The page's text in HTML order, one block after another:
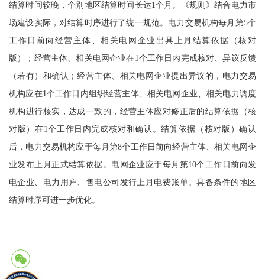
结算时间较晚，个别地区结算时间长达1个月。《规则》结合电力市
场建设实际，对结算时序进行了统一规范。电力交易机构每月第5个
工作日前向经营主体、相关电网企业出具上月结算依据（核对
版）；经营主体、相关电网企业在1个工作日内完成核对、异议反馈
（若有）和确认；经营主体、相关电网企业提出异议的，电力交易
机构应在1个工作日内组织经营主体、相关电网企业、相关电力调度
机构进行核实，达成一致的，经营主体应对修正后的结算依据（核
对版）在1个工作日内完成核对和确认。结算依据（核对版）确认
后，电力交易机构应于每月第8个工作日前向经营主体、相关电网企
业发布上月正式结算依据。电网企业应于每月第10个工作日前向发
电企业、电力用户、售电公司发行上月电费账单。具备条件的地区
结算时序可进一步优化。